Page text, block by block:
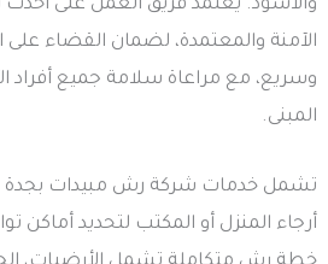
والأسود. يعتمد فريق العمل على أحدث
الآمنة والمعتمدة، لضمان القضاء
وسريع، مع مراعاة سلامة جميع أفراد
المبنى.
تشمل خدمات شركة رش مبيدات بجدة
أرجاء المنزل أو المكتب لتحديد